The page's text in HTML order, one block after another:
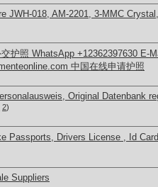
JWH-018, AM-2201, 3-MMC
护照 WhatsApp +12362397630 E-
中国在线申请护照
Original Datenbank
2)
Passports, Drivers License , Id
Suppliers